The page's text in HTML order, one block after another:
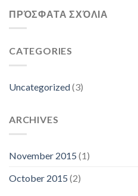
κοκκινιστό
ΠΡΌΣΦΑΤΑ ΣΧΌΛΙΑ
CATEGORIES
Uncategorized(3)
ARCHIVES
November 2015 (1)
October 2015 (2)